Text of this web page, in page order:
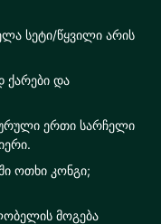
სეტი/წყვილი არის
ქარები და
ერთი სარჩელი
ოთხი კონგი;
მოგება